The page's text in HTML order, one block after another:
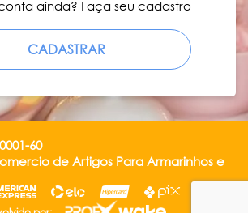
ainda? Faça seu cadastro
CADASTRAR
60
de Artigos Para Armarinhos e